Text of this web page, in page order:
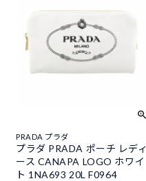
PRADA プラダ
プラダ PRADA ポーチ レディ
ース CANAPA LOGO ホワイ
ト 1NA693 20L F0964